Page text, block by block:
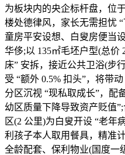
为板块内的央企标杆盘，位
楼处德律风，家长无需担忧
童房平安设想、白叟房便当
华侈;以 135㎡毛坯户型(总价
床” 安拆，接近公共卫浴(步
受 “额外 0.5% 扣头”，将带
分区沉视 “现私取成长”，配
幼区质量下降导致资产贬值
区(2 公里)为白叟开设 “老年
利孩子本人取用餐具，精准
全龄配套、保利物业(国度一